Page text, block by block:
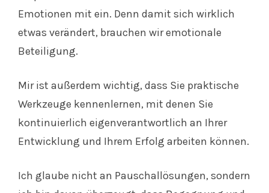
Emotionen mit ein. Denn damit sich wirklich
etwas verändert, brauchen wir emotionale
Beteiligung.
Mir ist außerdem wichtig, dass Sie praktische
Werkzeuge kennenlernen, mit denen Sie
kontinuierlich eigenverantwortlich an Ihrer
Entwicklung und Ihrem Erfolg arbeiten können.
Ich glaube nicht an Pauschallösungen, sondern